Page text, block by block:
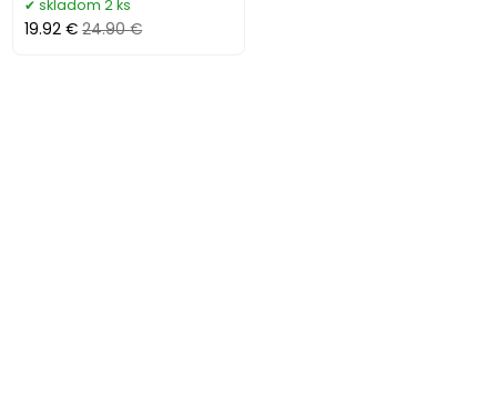
skladom 2 ks
19.92 € 24.90 €